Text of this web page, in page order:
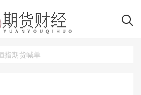
指期货喊单